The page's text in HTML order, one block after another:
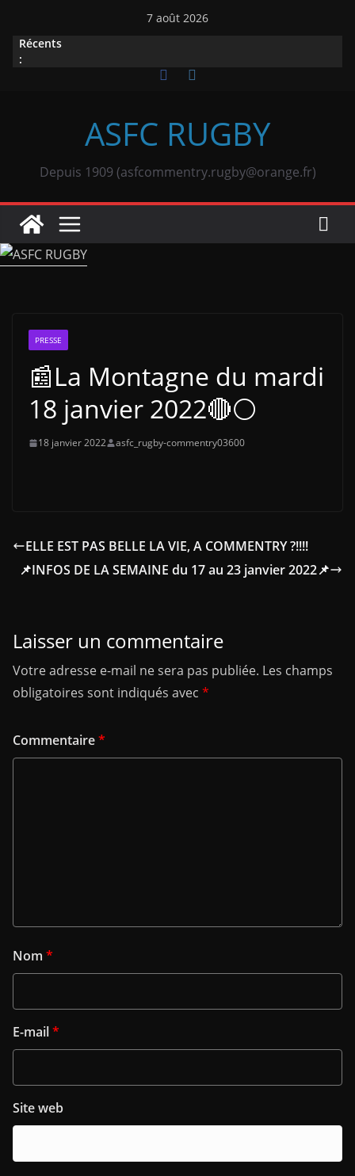
contenu
7 août 2026
Récents
:
ASFC RUGBY
Depuis 1909 (asfcommentry.rugby@orange.fr)
PRESSE
📰La Montagne du mardi
18 janvier 2022🔴⚪
18 janvier 2022 asfc_rugby-commentry03600
ELLE EST PAS BELLE LA VIE, A COMMENTRY ?!!!!
📌INFOS DE LA SEMAINE du 17 au 23 janvier 2022📌
Laisser un commentaire
Votre adresse e-mail ne sera pas publiée. Les champs
obligatoires sont indiqués avec *
Commentaire*
Nom *
E-mail*
Site web